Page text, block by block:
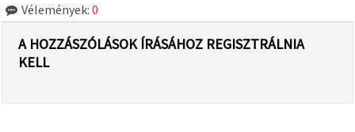
Vélemények: 0
A HOZZÁSZÓLÁSOK ÍRÁSÁHOZ REGISZTRÁLNIA
KELL